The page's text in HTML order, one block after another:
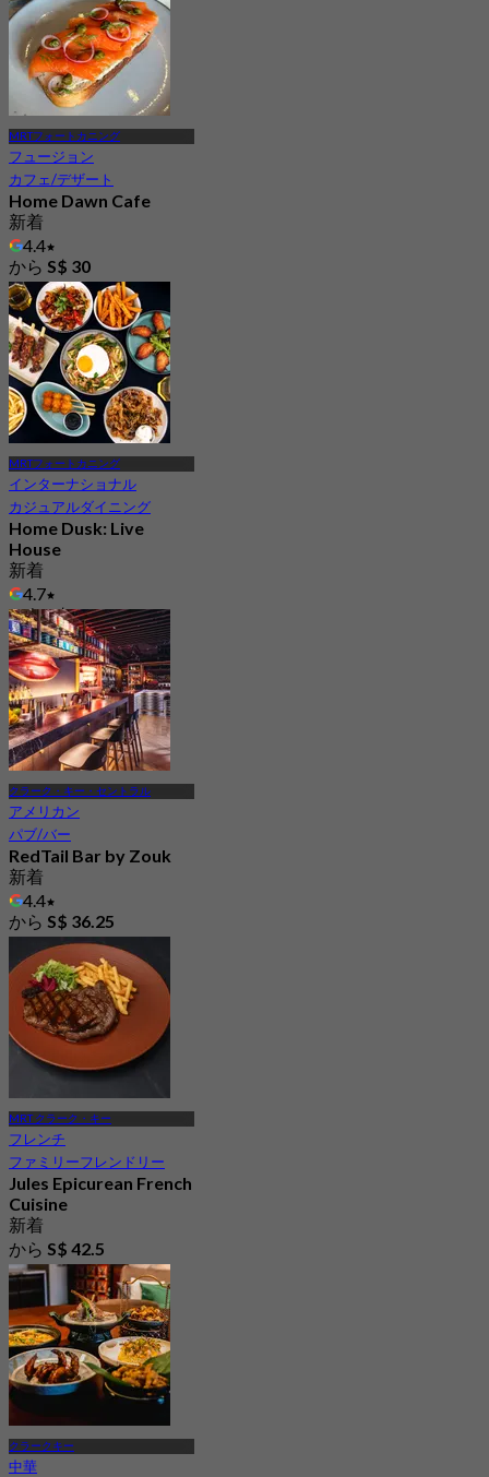
MRTフォートカニング
フュージョン
カフェ/デザート
Home Dawn Cafe
新着
4.4
から S$ 30
MRTフォートカニング
インターナショナル
カジュアルダイニング
Home Dusk: Live
House
新着
4.7
からS$ 11
クラーク・キー・セントラル
アメリカン
パブ/バー
RedTail Bar by Zouk
新着
4.4
から S$ 36.25
MRT クラーク・キー
フレンチ
ファミリーフレンドリー
Jules Epicurean French
Cuisine
新着
から S$ 42.5
クラークキー
中華